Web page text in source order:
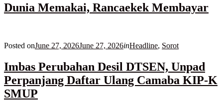
Dunia Memakai, Rancaekek Membayar
Posted onJune 27, 2026June 27, 2026inHeadline, Sorot
Imbas Perubahan Desil DTSEN, Unpad
Perpanjang Daftar Ulang Camaba KIP-K
SMUP